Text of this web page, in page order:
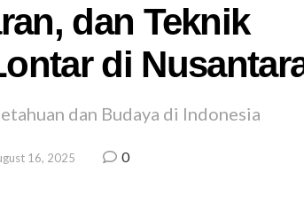
dan Teknik
di
dan Budaya di Indonesia
16, 2025 0